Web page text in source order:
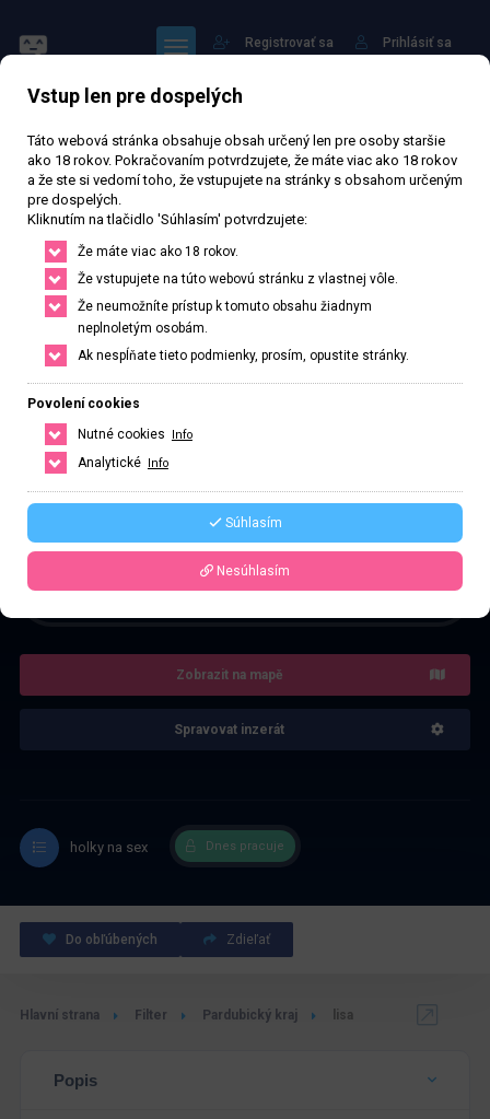
Prihlásiť sa
Registrovať sa
lisa
Právě otevřeno· Zavírá v 24
75 379 zhlédnutí Ověřený inzerát
Pardubice, Pardubický kraj, Česká republika
+420 722713591
Řekněte že voláte z webu www.privatzone.com
4.0 Recenze: 1
Zobrazit na mapě
Spravovat inzerát
holky na sex Dnes pracuje
Do obľúbených Zdieľať
Hlavní strana Filter Pardubický kraj lisa
Popis
Vstup len pre dospelých
Táto webová stránka obsahuje obsah určený len pre osoby staršie
ako 18 rokov. Pokračovaním potvrdzujete, že máte viac ako 18 rokov
a že ste si vedomí toho, že vstupujete na stránky s obsahom určeným
pre dospelých.
Kliknutím na tlačidlo 'Súhlasím' potvrdzujete:
Že máte viac ako 18 rokov.
Že vstupujete na túto webovú stránku z vlastnej vôle.
Že neumožníte prístup k tomuto obsahu žiadnym
neplnoletým osobám.
Ak nespĺňate tieto podmienky, prosím, opustite stránky.
Povolení cookies
Nutné cookies
Info
Analytické Info
Súhlasím
Nesúhlasím